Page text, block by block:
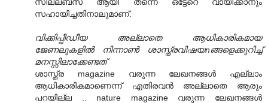
സഹായിച്ചതിനാലുമാണ്.
വിക്കിപ്പീഡീയ അല്ലാതെ ആധികാരികമായ
ജേണലുകളിൽ നിന്നാൺ ശാസ്ത്രവിഷയnങ്ങളെക്കുറിച്ച്
മനസ്സിലാക്കേണ്ടത്
ശാസ്ത്ര magazine വരുന്ന ലേഖനങ്ങള്‍ എല്ലാം
ആധികാരികമാണെന്ന് എതിരവന്‍ അല്ലാതെ ആരും
പറയില്ല .. nature magazine വരുന്ന ലേഖനങ്ങള്‍